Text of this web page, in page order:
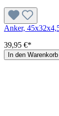
Anker,
39,95 €*
In den Warenkorb